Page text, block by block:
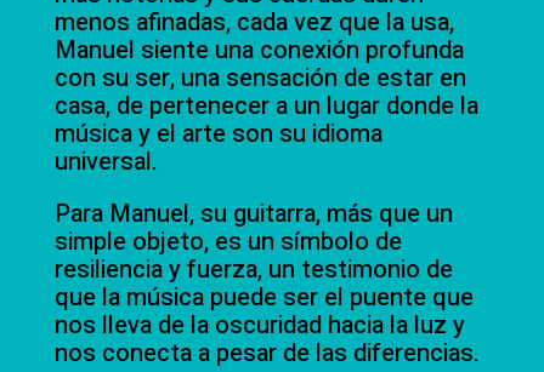
menos afinadas, cada vez que la usa,
Manuel siente una conexión profunda
con su ser, una sensación de estar en
casa, de pertenecer a un lugar donde la
música y el arte son su idioma
universal.
Para Manuel, su guitarra, más que un
simple objeto, es un símbolo de
resiliencia y fuerza, un testimonio de
que la música puede ser el puente que
nos lleva de la oscuridad hacia la luz y
nos conecta a pesar de las diferencias.